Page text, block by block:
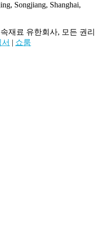
Songjiang, Shanghai,
재료 유한회사, 모든 권리
| 쇼룸